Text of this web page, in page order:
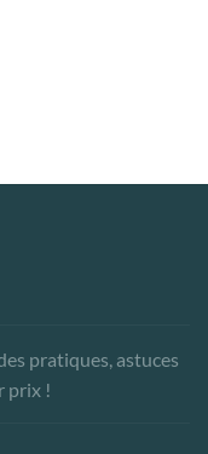
pratiques, astuces
prix !